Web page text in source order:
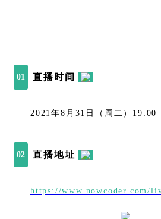
01 直播时间
2021年8月31日（周二）19:00
02 直播地址
https://www.nowcoder.com/